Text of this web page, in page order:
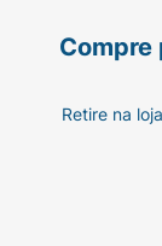
Compre
Retire na